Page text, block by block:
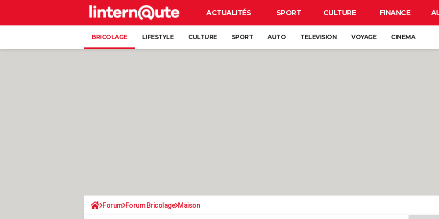
ACTUALITÉS SPORT CULTURE FINANCE
BRICOLAGE LIFESTYLE CULTURE SPORT AUTO TELEVISION VOYAGE CINEMA
Forum Forum Bricolage Maison